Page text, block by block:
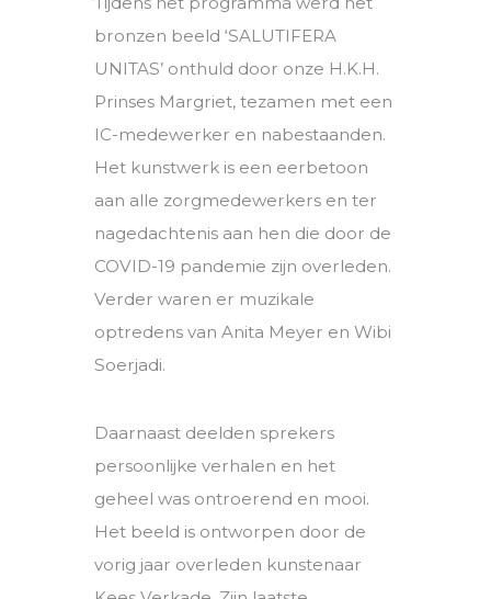
bronzen beeld ‘SALUTIFERA
UNITAS’ onthuld door onze H.K.H.
Prinses Margriet, tezamen met een
IC-medewerker en nabestaanden.
Het kunstwerk is een eerbetoon
aan alle zorgmedewerkers en ter
nagedachtenis aan hen die door de
COVID-19 pandemie zijn overleden.
Verder waren er muzikale
optredens van Anita Meyer en Wibi
Soerjadi.
Daarnaast deelden sprekers
persoonlijke verhalen en het
geheel was ontroerend en mooi.
Het beeld is ontworpen door de
vorig jaar overleden kunstenaar